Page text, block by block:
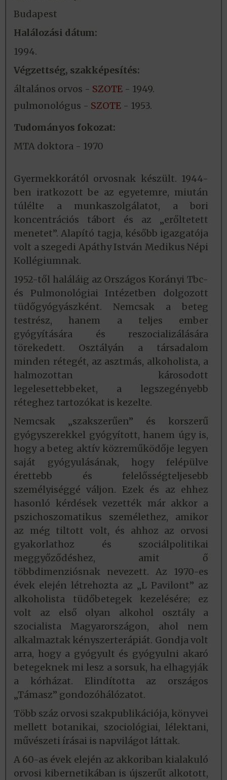
Budapest
Halálozási dátum:
1994.
Végzettség, szakképesítés:
általános orvos - SZOTE - 1949.
pulmonológus - SZOTE - 1953.
Tudományos fokozat:
MTA doktora - 1970
Gyermekkorától orvosnak készült. 1944-
ben iratkozott be az egyetemre, miután
túlélte a munkaszolgálatot, a bori
koncentrációs tábort és az „erőltetett
menetet”. Alapító tagja, később igazgatója
volt a szegedi Apáthy István Medikus Népi
Kollégiumnak.
1952-től haláláig az Országos Korányi Tbc-
és Pulmonológiai Intézetben dolgozott
tüdőgyógyászként. Nemcsak a beteg
testrész, hanem a teljes ember
gyógyítására és reszocializálására
törekedett. Osztályán a társadalom
minden rétegét, az asztmás, alkoholista, a
halmozottan károsodott
legelesettebbeket, a legszegényebb
réteghez tartozókat is kezelte.
Nemcsak „szakszerűen” és korszerű
gyógyszerekkel gyógyított, hanem úgy is,
hogy a beteg aktív közreműködője legyen
saját gyógyulásának, hogy felépülve
érettebb és felelősségteljesebb
személyiséggé váljon. Ezek és az ehhez
hasonló kérdések vezették már akkor a
pszichoszomatikus személethez, amikor
az még tiltott volt, és ahhoz az orvosi
gyakorlathoz és szociálpolitikai
meggyőződéshez, amit ő
többdimenziósnak nevezett. Az 1970-es
évek elején létrehozta az „L Pavilont” az
alkoholista tüdőbetegek kezelésére; ez
volt az első olyan alkohol osztály a
szocialista Magyarországon, ahol nem
alkalmaztak kényszerterápiát. Gondja volt
arra, hogy a gyógyult és gyógyulni akaró
betegeknek mi lesz a sorsuk, ha elhagyják
a kórházat. Elindította az országos
„Támasz” gondozóhálózatot.
Több száz orvosi szakpublikációja, könyvei
mellett botanikai, szociológiai, lélektani,
művészeti írásai is napvilágot láttak.
A 60-as évek elején az akkoriban kialakuló
orvosi kibernetikában is újszerűt alkotott,